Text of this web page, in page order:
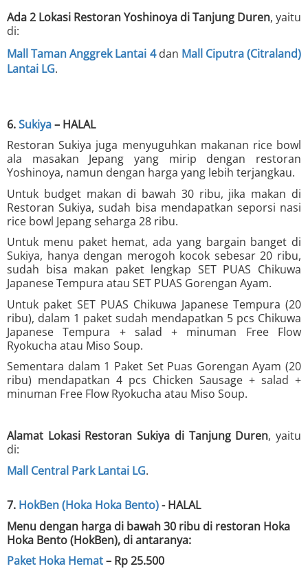
Ada 2 Lokasi Restoran Yoshinoya di Tanjung Duren, yaitu
di:
Mall Taman Anggrek Lantai 4dan Mall Ciputra (Citraland)
Lantai LG.
6.Sukiya– HALAL
Restoran Sukiya juga menyuguhkan makanan rice bowl
ala masakan Jepang yang mirip dengan restoran
Yoshinoya, namun dengan harga yang lebih terjangkau.
Untuk budget makan di bawah 30 ribu, jika makan di
Restoran Sukiya, sudah bisa mendapatkan seporsi nasi
rice bowl Jepang seharga 28 ribu.
Untuk menu paket hemat, ada yang bargain banget di
Sukiya, hanya dengan merogoh kocok sebesar 20 ribu,
sudah bisa makan paket lengkap SET PUAS Chikuwa
Japanese Tempura atau SET PUAS Gorengan Ayam.
Untuk paket SET PUAS Chikuwa Japanese Tempura (20
ribu), dalam 1 paket sudah mendapatkan 5 pcs Chikuwa
Japanese Tempura + salad + minuman Free Flow
Ryokucha atau Miso Soup.
Sementara dalam 1 Paket Set Puas Gorengan Ayam (20
ribu) mendapatkan 4 pcs Chicken Sausage + salad +
minuman Free Flow Ryokucha atau Miso Soup.
Alamat Lokasi Restoran Sukiya di Tanjung Duren, yaitu
di:
Mall Central Park Lantai LG.
7. HokBen (Hoka Hoka Bento)- HALAL
Menu dengan harga di bawah 30 ribu di restoran Hoka
Hoka Bento (HokBen), di antaranya:
Paket Hoka Hemat– Rp 25.500